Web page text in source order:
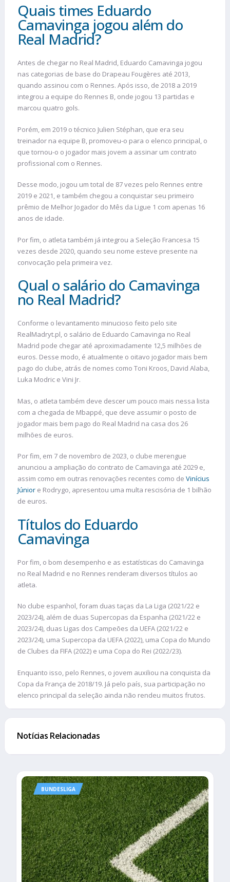
Quais times Eduardo
Camavinga jogou além do
Real Madrid?
Antes de chegar no Real Madrid, Eduardo Camavinga jogou
nas categorias de base do Drapeau Fougères até 2013,
quando assinou com o Rennes. Após isso, de 2018 a 2019
integrou a equipe do Rennes B, onde jogou 13 partidas e
marcou quatro gols.
Porém, em 2019 o técnico Julien Stéphan, que era seu
treinador na equipe B, promoveu-o para o elenco principal, o
que tornou-o o jogador mais jovem a assinar um contrato
profissional com o Rennes.
Desse modo, jogou um total de 87 vezes pelo Rennes entre
2019 e 2021, e também chegou a conquistar seu primeiro
prêmio de Melhor Jogador do Mês da Ligue 1 com apenas 16
anos de idade.
Por fim, o atleta também já integrou a Seleção Francesa 15
vezes desde 2020, quando seu nome esteve presente na
convocação pela primeira vez.
Qual o salário do Camavinga
no Real Madrid?
Conforme o levantamento minucioso feito pelo site
RealMadryt.pl, o salário de Eduardo Camavinga no Real
Madrid pode chegar até aproximadamente 12,5 milhões de
euros. Desse modo, é atualmente o oitavo jogador mais bem
pago do clube, atrás de nomes como Toni Kroos, David Alaba,
Luka Modric e Vini Jr.
Mas, o atleta também deve descer um pouco mais nessa lista
com a chegada de Mbappé, que deve assumir o posto de
jogador mais bem pago do Real Madrid na casa dos 26
milhões de euros.
Por fim, em 7 de novembro de 2023, o clube merengue
anunciou a ampliação do contrato de Camavinga até 2029 e,
assim como em outras renovações recentes como de Vinícius
Júnior e Rodrygo, apresentou uma multa rescisória de 1 bilhão
de euros.
Títulos do Eduardo
Camavinga
Por fim, o bom desempenho e as estatísticas do Camavinga
no Real Madrid e no Rennes renderam diversos títulos ao
atleta.
No clube espanhol, foram duas taças da La Liga (2021/22 e
2023/24), além de duas Supercopas da Espanha (2021/22 e
2023/24), duas Ligas dos Campeões da UEFA (2021/22 e
2023/24), uma Supercopa da UEFA (2022), uma Copa do Mundo
de Clubes da FIFA (2022) e uma Copa do Rei (2022/23).
Enquanto isso, pelo Rennes, o jovem auxiliou na conquista da
Copa da França de 2018/19. Já pelo país, sua participação no
elenco principal da seleção ainda não rendeu muitos frutos.
Notícias Relacionadas
BUNDESLIGA